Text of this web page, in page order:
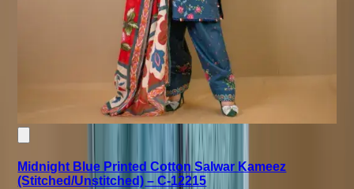
Midnight Blue Printed Cotton Salwar Kameez
(Stitched/Unstitched) – C-12215